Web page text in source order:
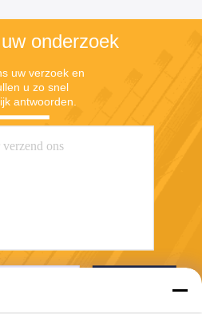
onderzoek
uw verzoek en
u zo snel
antwoorden.